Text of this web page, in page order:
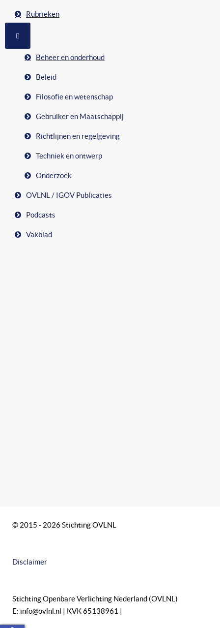
Rubrieken
Beheer en onderhoud
Beleid
Filosofie en wetenschap
Gebruiker en Maatschappij
Richtlijnen en regelgeving
Techniek en ontwerp
Onderzoek
OVLNL / IGOV Publicaties
Podcasts
Vakblad
© 2015 - 2026 Stichting OVLNL
Disclaimer
Stichting Openbare Verlichting Nederland (OVLNL)
E: info@ovlnl.nl | KVK 65138961 |